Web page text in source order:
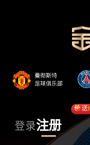
登录注册
送